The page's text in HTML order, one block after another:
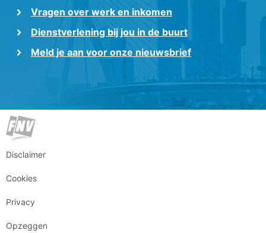
Vragen over werk en inkomen
Dienstverlening bij jou in de buurt
Meld je aan voor onze nieuwsbrief
Disclaimer
Cookies
Privacy
Opzeggen